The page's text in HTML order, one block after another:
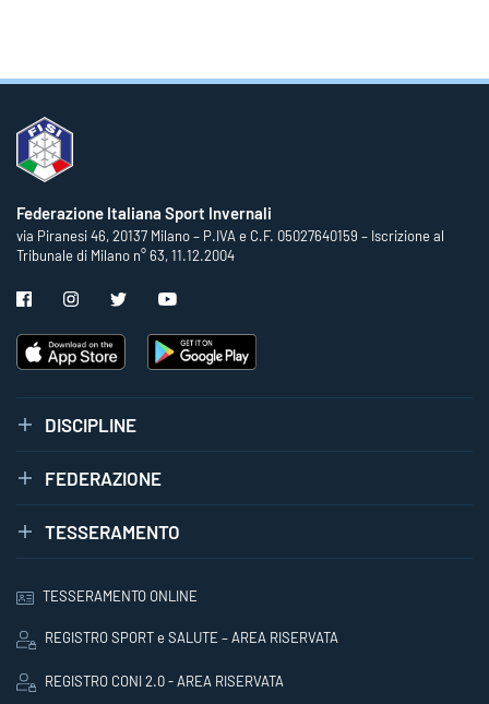
Federazione Italiana Sport Invernali
via Piranesi 46, 20137 Milano – P.IVA e C.F. 05027640159 – Iscrizione al
Tribunale di Milano n° 63, 11.12.2004
DISCIPLINE
FEDERAZIONE
TESSERAMENTO
TESSERAMENTO ONLINE
REGISTRO SPORT e SALUTE – AREA RISERVATA
REGISTRO CONI 2.0 - AREA RISERVATA